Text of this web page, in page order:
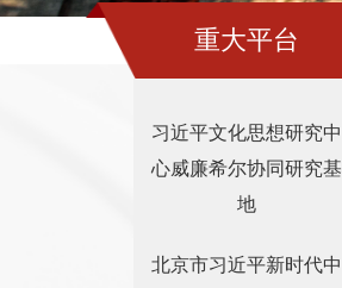
重大平台
习近平文化思想研究中
心威廉希尔协同研究基
地
北京市习近平新时代中